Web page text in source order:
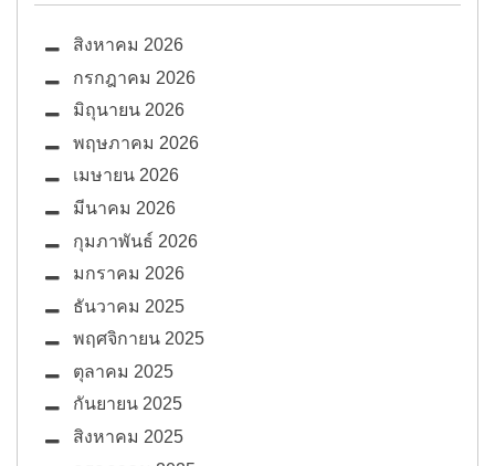
สิงหาคม 2026
กรกฎาคม 2026
มิถุนายน 2026
พฤษภาคม 2026
เมษายน 2026
มีนาคม 2026
กุมภาพันธ์ 2026
มกราคม 2026
ธันวาคม 2025
พฤศจิกายน 2025
ตุลาคม 2025
กันยายน 2025
สิงหาคม 2025